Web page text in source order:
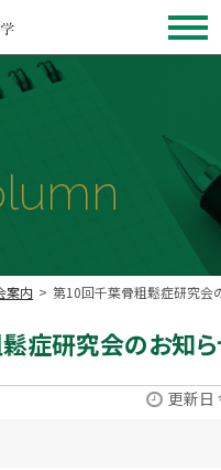
案内 第10回千葉骨粗鬆症研究会
症研究会のお知
更新日